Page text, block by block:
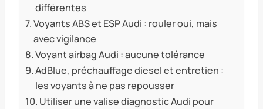
différentes
Voyants ABS et ESP Audi : rouler oui, mais
avec vigilance
Voyant airbag Audi : aucune tolérance
AdBlue, préchauffage diesel et entretien :
les voyants à ne pas repousser
Utiliser une valise diagnostic Audi pour